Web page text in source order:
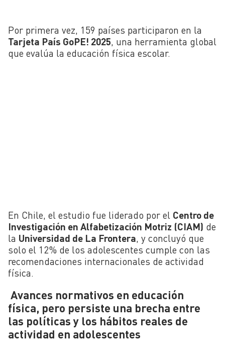
Por primera vez, 159 países participaron en la
Tarjeta País GoPE! 2025 , una herramienta global
que evalúa la educación física escolar.
En Chile, el estudio fue liderado por el Centro de
Investigación en Alfabetización Motriz (CIAM) de
la Universidad de La Frontera, y concluyó que
solo el 12% de los adolescentes cumple con las
recomendaciones internacionales de actividad
física.
Avances normativos en educación
física, pero persiste una brecha entre
las políticas y los hábitos reales de
actividad en adolescentes